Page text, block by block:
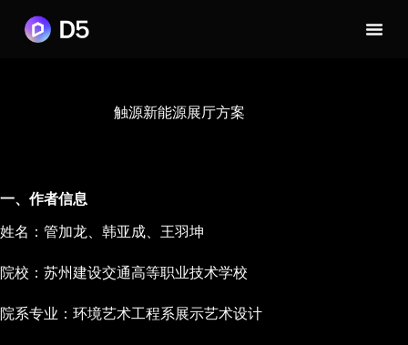
触源新能源展厅方案
一、作者信息
姓名：管加龙、韩亚成、王羽坤
院校：苏州建设交通高等职业技术学校
院系专业：环境艺术工程系展示艺术设计